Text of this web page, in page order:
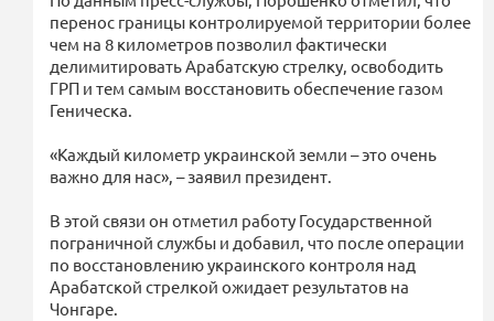
перенос границы контролируемой территории более
чем на 8 километров позволил фактически
делимитировать Арабатскую стрелку, освободить
ГРП и тем самым восстановить обеспечение газом
Геническа.
«Каждый километр украинской земли – это очень
важно для нас», – заявил президент.
В этой связи он отметил работу Государственной
пограничной службы и добавил, что после операции
по восстановлению украинского контроля над
Арабатской стрелкой ожидает результатов на
Чонгаре.